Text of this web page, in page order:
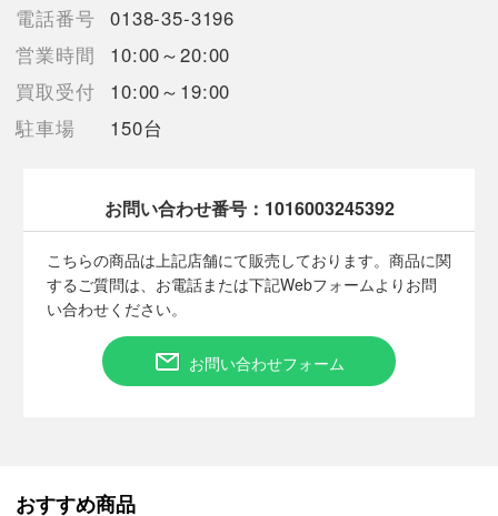
■状態等は画像をご確認・ご参照下さい。
こちらの商品はお客様から買取させていただいた商品であり、
人の手を経た商品です。
弊社（株式会社オカモト）の商品画像や文章を無断盗用した『偽
装サイト』を確認しておりますが、
当店とは一切関係がございませんのでご注意ください。
電話番号 0138-35-3196
営業時間
10:00～20:00
買取受付
10:00～19:00
駐車場
150台
お問い合わせ番号： 1016003245392
こちらの商品は上記店舗にて販売しております。商品に関
するご質問は、お電話または下記Webフォームよりお問
い合わせください。
お問い合わせフォーム
おすすめ商品